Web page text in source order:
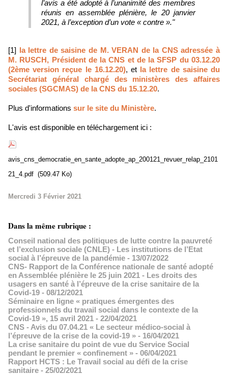
l’avis a été adopté à l’unanimité des membres
réunis en assemblée plénière, le 20 janvier
2021, à l’exception d’un vote « contre »."
[1] la lettre de saisine de M. VERAN de la CNS adressée à
M. RUSCH, Président de la CNS et de la SFSP du 03.12.20
(2ème version reçue le 16.12.20), et la lettre de saisine du
Secrétariat général chargé des ministères des affaires
sociales (SGCMAS) de la CNS du 15.12.20.
Plus d'informations sur le site du Ministère.
L'avis est disponible en téléchargement ici :
avis_cns_democratie_en_sante_adopte_ap_200121_revuer_relap_2101
21_4.pdf (509.47 Ko)
Mercredi 3 Février 2021
Dans la même rubrique :
Conseil national des politiques de lutte contre la pauvreté
et l’exclusion sociale (CNLE) - Les institutions de l’Etat
social à l’épreuve de la pandémie - 13/07/2022
CNS- Rapport de la Conférence nationale de santé adopté
en Assemblée plénière le 25 juin 2021 - Les droits des
usagers en santé à l’épreuve de la crise sanitaire de la
Covid-19 - 08/12/2021
Séminaire en ligne « pratiques émergentes des
professionnels du travail social dans le contexte de la
Covid-19 », 15 avril 2021 - 22/04/2021
CNS - Avis du 07.04.21 « Le secteur médico-social à
l’épreuve de la crise de la covid-19 » - 16/04/2021
La crise sanitaire du point de vue du Service Social
pendant le premier « confinement » - 06/04/2021
Rapport HCTS : Le Travail social au défi de la crise
sanitaire - 25/02/2021